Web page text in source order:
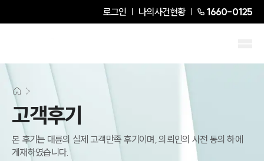
로그인 나의사건현황 1660-0125
고객후기
본 후기는 대륜의 실제 고객만족 후기이며, 의뢰인의 사전 동의 하에
게재하였습니다.